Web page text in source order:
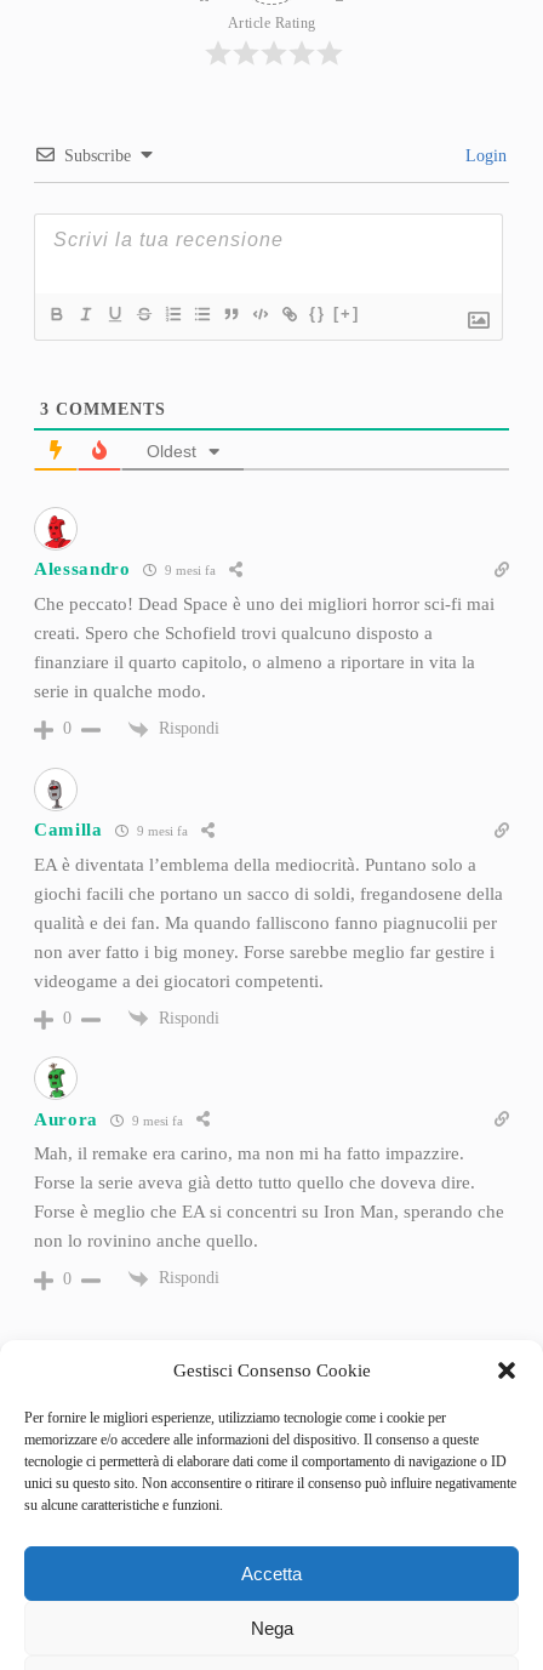
Gestisci Consenso Cookie
Per fornire le migliori esperienze, utilizziamo tecnologie come i cookie per
memorizzare e/o accedere alle informazioni del dispositivo. Il consenso a queste
tecnologie ci permetterà di elaborare dati come il comportamento di navigazione o ID
unici su questo sito. Non acconsentire o ritirare il consenso può influire negativamente
su alcune caratteristiche e funzioni.
Accetta
Nega
Article Rating
Subscribe Login
{} [+]
3 COMMENTS
Oldest
Alessandro 9 mesi fa
Che peccato! Dead Space è uno dei migliori horror sci-fi mai
creati. Spero che Schofield trovi qualcuno disposto a
finanziare il quarto capitolo, o almeno a riportare in vita la
serie in qualche modo.
0 Rispondi
Camilla 9 mesi fa
EA è diventata l’emblema della mediocrità. Puntano solo a
giochi facili che portano un sacco di soldi, fregandosene della
qualità e dei fan. Ma quando falliscono fanno piagnucolii per
non aver fatto i big money. Forse sarebbe meglio far gestire i
videogame a dei giocatori competenti.
0 Rispondi
Aurora 9 mesi fa
Mah, il remake era carino, ma non mi ha fatto impazzire.
Forse la serie aveva già detto tutto quello che doveva dire.
Forse è meglio che EA si concentri su Iron Man, sperando che
non lo rovinino anche quello.
0 Rispondi
Categories
GameSpotlight